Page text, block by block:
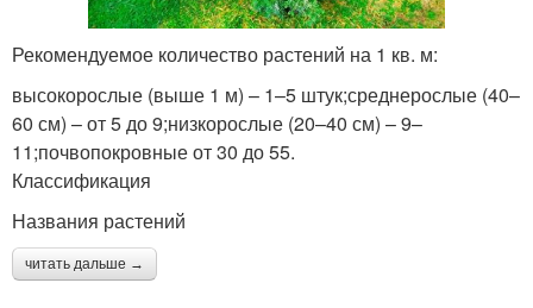
Рекомендуемое количество растений на 1 кв. м:
высокорослые (выше 1 м) – 1–5 штук;среднерослые (40–
60 см) – от 5 до 9;низкорослые (20–40 см) – 9–
11;почвопокровные от 30 до 55.
Классификация
Названия растений
читать дальше →